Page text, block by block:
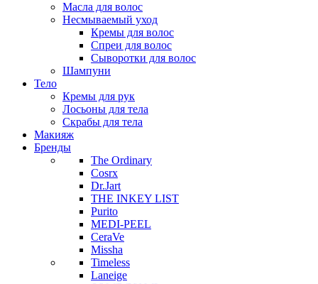
Масла для волос
Несмываемый уход
Кремы для волос
Спреи для волос
Сыворотки для волос
Шампуни
Тело
Кремы для рук
Лосьоны для тела
Скрабы для тела
Макияж
Бренды
The Ordinary
Cosrx
Dr.Jart
THE INKEY LIST
Purito
MEDI-PEEL
CeraVe
Missha
Timeless
Laneige